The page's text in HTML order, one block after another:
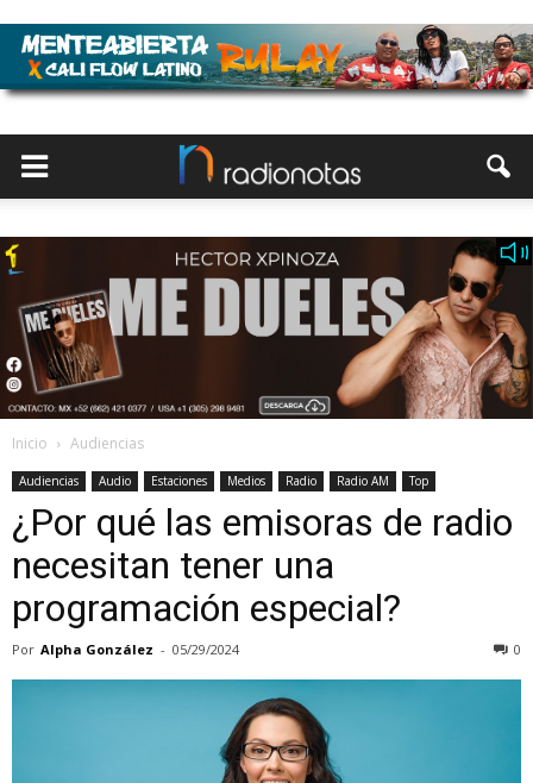
Inicio Audiencias
Audiencias Audio Estaciones Medios Radio Radio AM Top
¿Por qué las emisoras de radio
necesitan tener una
programación especial?
Por Alpha González - 05/29/2024 0